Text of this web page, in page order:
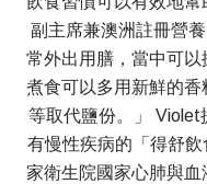
副主席兼澳洲註冊營
常外出用膳，當中可
煮食可以多用新鮮的
等取代鹽份。」 Violet
有慢性疾病的「得舒
家衛生院國家心肺與